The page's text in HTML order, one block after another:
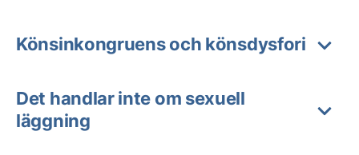
Könsinkongruens och könsdysfori
Det handlar inte om sexuell
läggning